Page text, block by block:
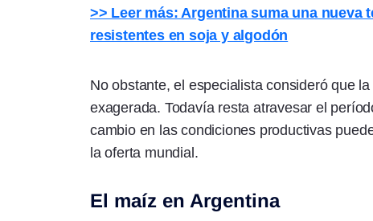
>> Leer más: Argentina suma una nueva
resistentes en soja y algodón
No obstante, el especialista consideró que
exagerada. Todavía resta atravesar el
cambio en las condiciones productivas
la oferta mundial.
El maíz en Argentina